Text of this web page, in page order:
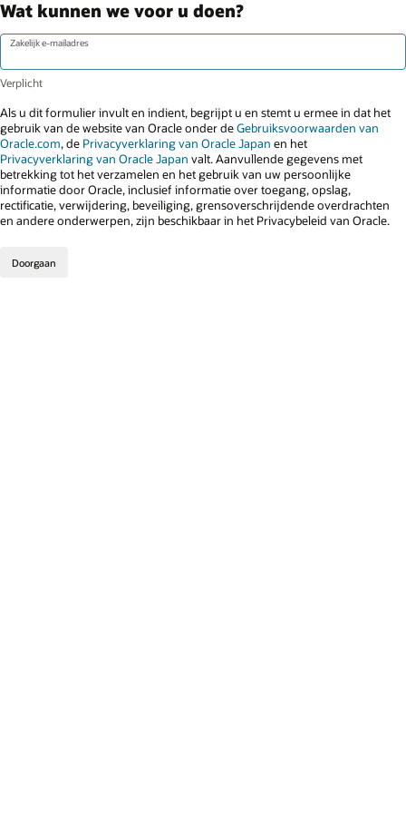
Wat kunnen we voor u doen?
Zakelijk e-mailadres
Als u dit formulier invult en indient, begrijpt u en stemt u ermee in dat het
gebruik van de website van Oracle onder deGebruiksvoorwaarden van
Oracle.com, de Privacyverklaring van Oracle Japan en het
Privacyverklaring van Oracle Japan valt. Aanvullende gegevens met
betrekking tot het verzamelen en het gebruik van uw persoonlijke
informatie door Oracle, inclusief informatie over toegang, opslag,
rectificatie, verwijdering, beveiliging, grensoverschrijdende overdrachten
en andere onderwerpen, zijn beschikbaar in het Privacybeleid van Oracle.
Doorgaan